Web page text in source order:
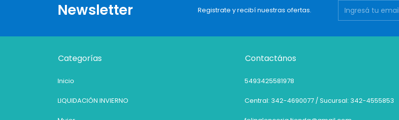
Newsletter Registrate y recibí nuestras ofertas.
Categorías
Inicio
LIQUIDACIÓN INVIERNO
Contactános
5493425581978
Central: 342-4690077 / Sucursal: 342-4555853